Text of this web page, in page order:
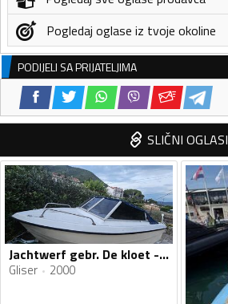
Pogledaj oglase iz tvoje okoline
PODIJELI SA PRIJATELJIMA
SLIČNI OGLASI
Jachtwerf gebr. De kloet - 530
Gliser 2000